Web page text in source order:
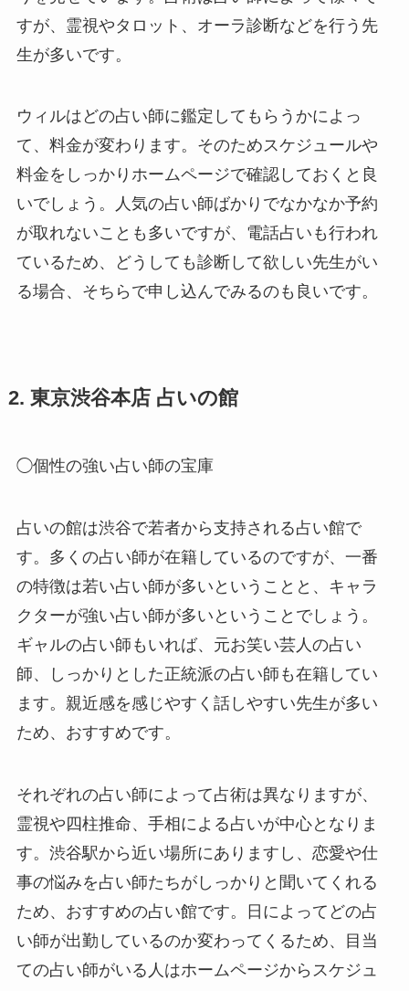
すが、霊視やタロット、オーラ診断などを行う先
生が多いです。
ウィルはどの占い師に鑑定してもらうかによっ
て、料金が変わります。そのためスケジュールや
料金をしっかりホームページで確認しておくと良
いでしょう。人気の占い師ばかりでなかなか予約
が取れないことも多いですが、電話占いも行われ
ているため、どうしても診断して欲しい先生がい
る場合、そちらで申し込んでみるのも良いです。
2. 東京渋谷本店 占いの館
◯個性の強い占い師の宝庫
占いの館は渋谷で若者から支持される占い館で
す。多くの占い師が在籍しているのですが、一番
の特徴は若い占い師が多いということと、キャラ
クターが強い占い師が多いということでしょう。
ギャルの占い師もいれば、元お笑い芸人の占い
師、しっかりとした正統派の占い師も在籍してい
ます。親近感を感じやすく話しやすい先生が多い
ため、おすすめです。
それぞれの占い師によって占術は異なりますが、
霊視や四柱推命、手相による占いが中心となりま
す。渋谷駅から近い場所にありますし、恋愛や仕
事の悩みを占い師たちがしっかりと聞いてくれる
ため、おすすめの占い館です。日によってどの占
い師が出勤しているのか変わってくるため、目当
ての占い師がいる人はホームページからスケジュ